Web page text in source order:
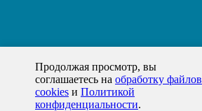
Продолжая просмотр, вы
соглашаетесь на обработку файлов
cookies и Политикой
конфиденциальности.